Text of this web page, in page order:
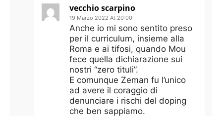
vecchio scarpino
19 Marzo 2022 At 20:00
Anche io mi sono sentito preso
per il curriculum, insieme alla
Roma e ai tifosi, quando Mou
fece quella dichiarazione sui
nostri “zero tituli”.
E comunque Zeman fu l’unico
ad avere il coraggio di
denunciare i rischi del doping
che ben sappiamo.